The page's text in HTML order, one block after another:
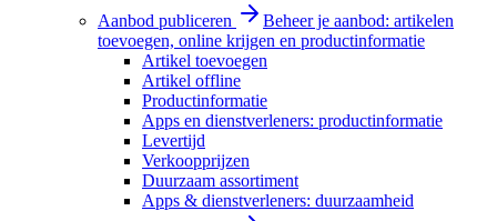
Aanbod publiceren
Beheer je aanbod: artikelen
toevoegen, online krijgen en productinformatie
Artikel toevoegen
Artikel offline
Productinformatie
Apps en dienstverleners: productinformatie
Levertijd
Verkoopprijzen
Duurzaam assortiment
Apps & dienstverleners: duurzaamheid